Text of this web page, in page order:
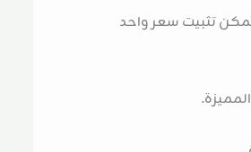
يمكن تثبيت سعر واحد